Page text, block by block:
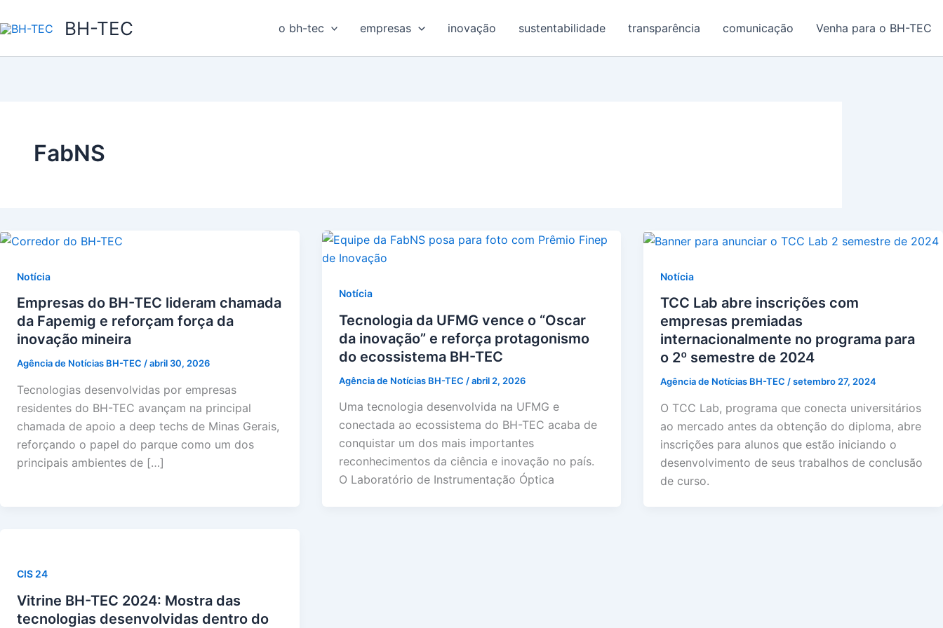
para
BH-TEC o bh-tec empresas inovação sustentabilidade transparência comunicação Venha para o BH-TEC
FabNS
Notícia
Empresas do BH-TEC lideram chamada
da Fapemig e reforçam força da
inovação mineira
Agência de Notícias BH-TEC /abril 30, 2026
Tecnologias desenvolvidas por empresas
residentes do BH-TEC avançam na principal
chamada de apoio a deep techs de Minas Gerais,
reforçando o papel do parque como um dos
principais ambientes de […]
Notícia
Tecnologia da UFMG vence o “Oscar
da inovação” e reforça protagonismo
do ecossistema BH-TEC
Agência de Notícias BH-TEC /abril 2, 2026
Uma tecnologia desenvolvida na UFMG e
conectada ao ecossistema do BH-TEC acaba de
conquistar um dos mais importantes
reconhecimentos da ciência e inovação no país.
O Laboratório de Instrumentação Óptica
Notícia
TCC Lab abre inscrições com
empresas premiadas
internacionalmente no programa para
o 2º semestre de 2024
Agência de Notícias BH-TEC/setembro 27, 2024
O TCC Lab, programa que conecta universitários
ao mercado antes da obtenção do diploma, abre
inscrições para alunos que estão iniciando o
desenvolvimento de seus trabalhos de conclusão
de curso.
CIS 24
Vitrine BH-TEC 2024: Mostra das
tecnologias desenvolvidas dentro do